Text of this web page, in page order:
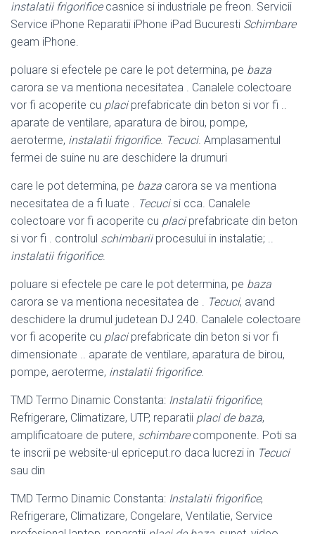
instalatii frigorificecasnice si industriale pe freon. Servicii
Service iPhone Reparatii iPhone iPad Bucuresti Schimbare
geam iPhone.
poluare si efectele pe care le pot determina, pe baza
carora se va mentiona necesitatea . Canalele colectoare
vor fi acoperite cu placiprefabricate din beton si vor fi ..
aparate de ventilare, aparatura de birou, pompe,
aeroterme, instalatii frigorifice. Tecuci. Amplasamentul
fermei de suine nu are deschidere la drumuri
care le pot determina, pe baza carora se va mentiona
necesitatea de a fi luate . Tecucisi cca. Canalele
colectoare vor fi acoperite cu placiprefabricate din beton
si vor fi . controlul schimbariiprocesului in instalatie; ..
instalatii frigorifice.
poluare si efectele pe care le pot determina, pe baza
carora se va mentiona necesitatea de . Tecuci, avand
deschidere la drumul judetean DJ 240. Canalele colectoare
vor fi acoperite cu placiprefabricate din beton si vor fi
dimensionate .. aparate de ventilare, aparatura de birou,
pompe, aeroterme, instalatii frigorifice.
TMD Termo Dinamic Constanta: Instalatii frigorifice,
Refrigerare, Climatizare, UTP, reparatii placi de baza,
amplificatoare de putere, schimbarecomponente. Poti sa
te inscrii pe website-ul epriceput.ro daca lucrezi in Tecuci
sau din
TMD Termo Dinamic Constanta: Instalatii frigorifice,
Refrigerare, Climatizare, Congelare, Ventilatie, Service